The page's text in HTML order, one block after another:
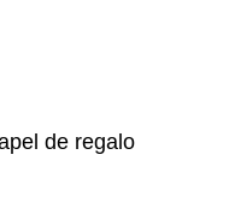
de regalo